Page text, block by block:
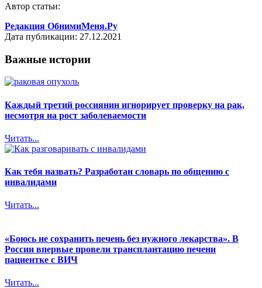
Автор статьи:
Редакция ОбнимиМеня.Ру
Дата публикации: 27.12.2021
Важные истории
Каждый третий россиянин игнорирует проверку на рак,
несмотря на рост заболеваемости
Читать...
Как тебя назвать? Разработан словарь по общению с
инвалидами
Читать...
«Боюсь не сохранить печень без нужного лекарства». В
России впервые провели трансплантацию печени
пациентке с ВИЧ
Читать...